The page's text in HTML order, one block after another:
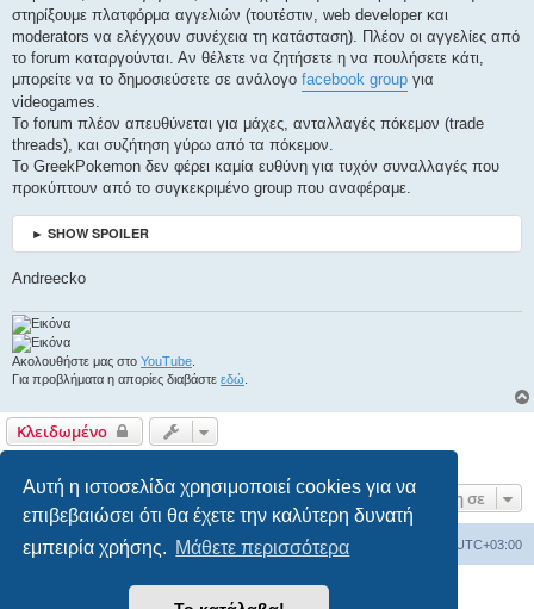
Αυτή η ιστοσελίδα χρησιμοποιεί cookies για να
επιβεβαιώσει ότι θα έχετε την καλύτερη δυνατή
εμπειρία χρήσης. Μάθετε περισσότερα
υ
σ
στηρίξουμε πλατφόρμα αγγελιών (τουτέστιν, web developer και
moderators να ελέγχουν συνέχεια τη κατάσταση). Πλέον οι αγγελίες από
το forum καταργούνται. Αν θέλετε να ζητήσετε η να πουλήσετε κάτι,
μπορείτε να το δημοσιεύσετε σε ανάλογο facebook group για
videogames.
Το forum πλέον απευθύνεται για μάχες, ανταλλαγές πόκεμον (trade
threads), και συζήτηση γύρω από τα πόκεμον.
Το GreekPokemon δεν φέρει καμία ευθύνη για τυχόν συναλλαγές που
προκύπτουν από το συγκεκριμένο group που αναφέραμε.
► SHOW SPOILER
Andreecko
Ακολουθήστε μας στο YouTube
Για προβλήματα η απορίες διαβάστε εδώ
Κλειδωμένο
Μετάβαση σε
Ευρετήριο Δ. Συζήτησης Όλοι οι χρόνοι είναι UTC+03:00
Δημιουργήθηκε απόphpBB® Forum Software © phpBB Limited